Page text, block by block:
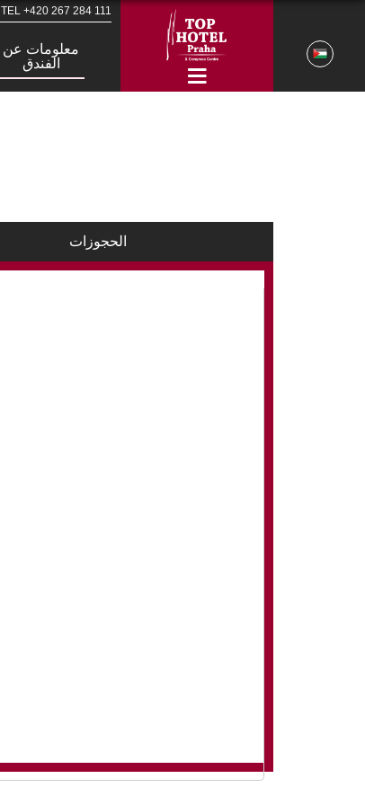
TEL +420 267 284 111
معلومات عن
الفندق
الحجوزات